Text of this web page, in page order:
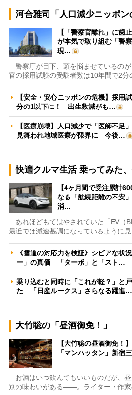
河合雅司「人口減少ニッポン
【「警察官離れ」に歯
が本気で取り組む「警
現…
警察庁が目下、頭を悩ませているの
官の採用試験の受験者数は10年間で2分
【安全・安心ニッポンの危機】採用
分の1以下に！ 出生数減がも…
【医療崩壊】人口減少で「医師不足
見舞われ地域医療が限界に 今後…
快適クルマ生活 乗ってみた
【4ヶ月間で受注累計
なる「航続距離の不安
消…
あれほどもてはやされていた「EV（
最近では減速基調になっているように見
《雪道の対応力を検証》シビアな状
ー」の真価 「ターボ」と「スト…
乗り込むと同時に「これが軽？」と
た 「日産ルークス」さらなる躍進…
大竹聡の「昼酒御免！」
【大竹聡の昼酒御免！
「マンハッタン」新宿
お酒はいつ飲んでもいいものだが、
別の味わいがある――。ライター・作家